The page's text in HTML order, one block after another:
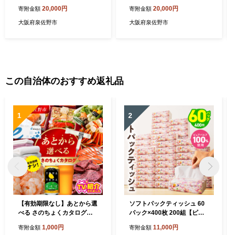
タオル 国産 吸水 普段使い 無
地 シンプル 日用品 家族 ファ
寄附金額 20,000円
大阪府泉佐野市
【泉州タオル 国産 吸水 普段
使い 無地 シンプル 日用品 家
寄附金額 20,000円
大阪府泉佐野市
この自治体のおすすめ返礼品
1
【有効期限なし】あとから選
べる さのちょくカタログ
佐野市 ふるさとギフト 4000
寄附金額 1,000円
2
ソフトパックティッシュ 60
パック×400枚 200組【ピュ
急上昇 まとめ買い 日用品 常
寄附金額 11,000円